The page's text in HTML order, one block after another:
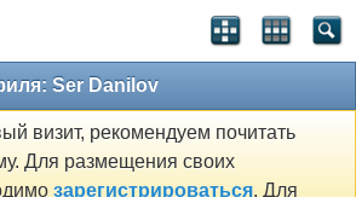
Ser Danilov
визит, рекомендуем почитать
Для размещения своих
зарегистрироваться. Для